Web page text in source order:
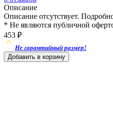
Описание
Описание отсутствует.
* Не являются публичной
453 ₽
Не гарантийный размер!
Добавить в корзину